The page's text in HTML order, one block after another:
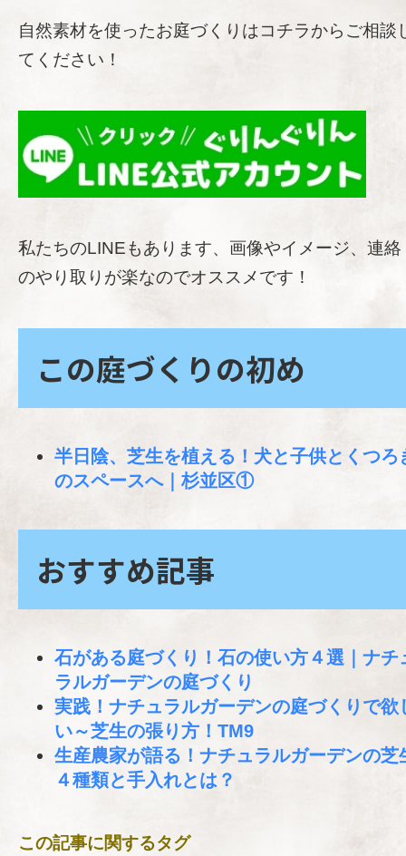
自然素材を使ったお庭づくりはコチラからご相談
てください！
私たちのLINEもあります、画像やイメージ、連絡
のやり取りが楽なのでオススメです！
この庭づくりの初め
半日陰、芝生を植える！犬と子供とくつろ
のスペースへ｜杉並区①
おすすめ記事
石がある庭づくり！石の使い方４選｜ナチ
ラルガーデンの庭づくり
実践！ナチュラルガーデンの庭づくりで欲
い～芝生の張り方！TM9
生産農家が語る！ナチュラルガーデンの芝
４種類と手入れとは？
この記事に関するタグ